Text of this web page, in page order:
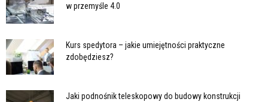
w przemyśle 4.0
Kurs spedytora – jakie umiejętności praktyczne
zdobędziesz?
Jaki podnośnik teleskopowy do budowy konstrukcji